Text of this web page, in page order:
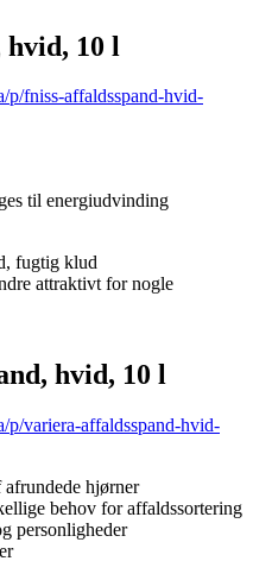
hvid, 10 l
p/fniss-affaldsspand-hvid-
til energiudvinding
fugtig klud
attraktivt for nogle
hvid, 10 l
variera-affaldsspand-hvid-
hjørner
behov for affaldssortering
personligheder